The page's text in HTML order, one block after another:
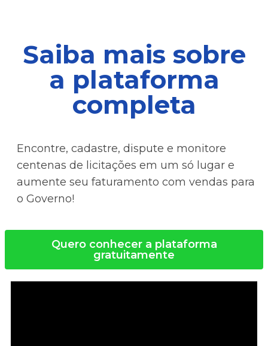
Saiba mais sobre
a plataforma
completa
Encontre, cadastre, dispute e monitore
centenas de licitações em um só lugar e
aumente seu faturamento com vendas para
o Governo!
Quero conhecer a plataforma
gratuitamente